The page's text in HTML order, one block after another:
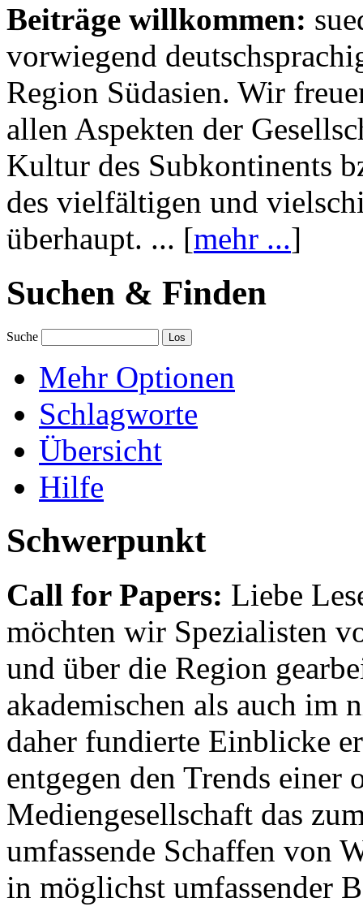
Beiträge willkommen:
vorwiegend
Region Südasien. Wir
allen Aspekten der
Kultur des Subkontinents
des vielfältigen und
überhaupt. ... [mehr ...]
Suchen & Finden
Suche
Mehr Optionen
Schlagworte
Übersicht
Hilfe
Schwerpunkt
Call for Papers: Liebe
möchten wir Spezialisten
und über die Region
akademischen als auch im
daher fundierte Einblicke
entgegen den Trends einer
Mediengesellschaft das
umfassende Schaffen von
in möglichst umfassender